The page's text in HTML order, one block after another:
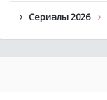
Сериалы 2026